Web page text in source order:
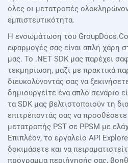
όλες οι μετατροπές
εμπιστευτικότητα.
Η ενσωμάτωση του
εφαρμογές σας είναι απλή χάρη
μας. Το .NET SDK μας παρέχει
τεκμηρίωση, μαζί με πρακτικά
διευκολύνοντάς σας να
δημιουργείτε ένα απλό σενάριο
τα SDK μας βελτιστοποιούν τη
επιτρέποντάς σας να
μετατροπής PST σε PPSM με
Επιπλέον, το εργαλείο API
δοκιμάσετε και να
πρόγραμμα περιήγησής σας,